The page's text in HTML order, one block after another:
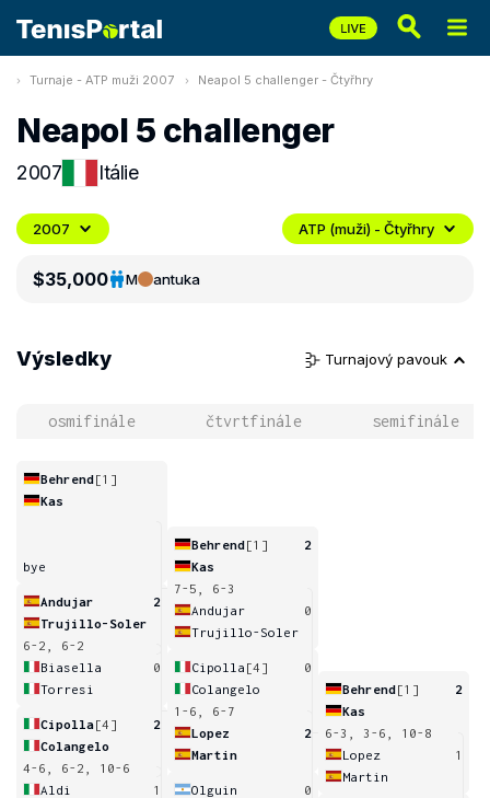
Turnaje - ATP muži 2007 Neapol 5 challenger - Čtyřhry
Neapol 5 challenger
2007 Itálie
2007 ATP (muži) - Čtyřhry
$35,000 M antuka
Výsledky Turnajový pavouk
osmifinále čtvrtfinále semifinále
Behrend[1]
Kas
bye
Andujar
2
Trujillo-Soler
6-2, 6-2
Biasella
0
Torresi
Cipolla[4]
2
Colangelo
4-6, 6-2, 10-6
Aldi
1
Behrend[1]
2
Kas
7-5, 6-3
Andujar
0
Trujillo-Soler
Cipolla [4]
0
Colangelo
1-6, 6-7
Lopez
2
Martin
Olguin
0
Behrend[1]
2
Kas
6-3, 3-6, 10-8
Lopez
1
Martin